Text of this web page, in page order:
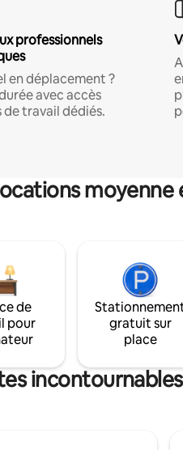
professionnels
en déplacement ?
avec accès
travail dédiés.
de
pour
gratuit sur
place